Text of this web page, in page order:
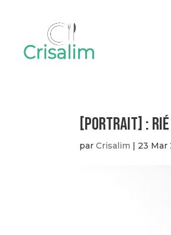
[PORTRAIT] :
parCrisalim | 23 Mar